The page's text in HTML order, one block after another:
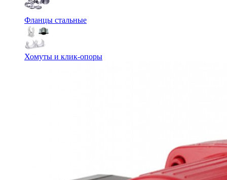
Фланцы стальные
Хомуты и клик-опоры